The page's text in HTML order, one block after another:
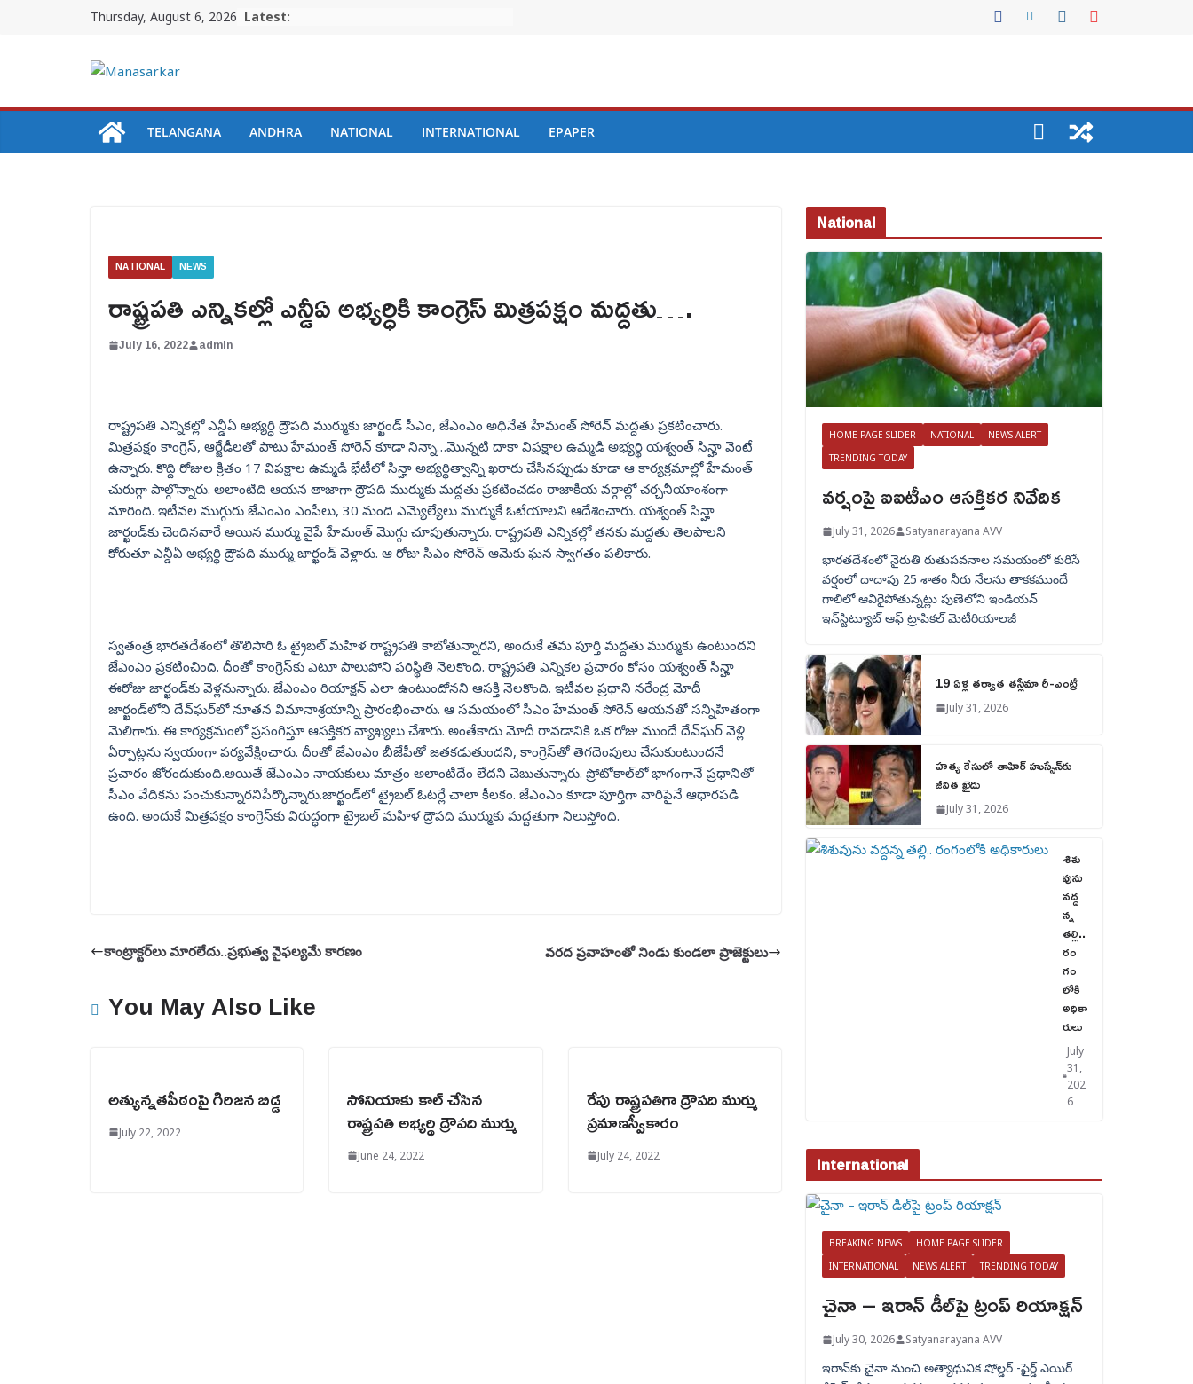
Thursday, August 6, 2026 Latest:
TELANGANA ANDHRA NATIONAL INTERNATIONAL EPAPER
NATIONAL NEWS
రాష్ట్రపతి ఎన్నికల్లో ఎన్డీఏ అభ్యర్ధికి కాంగ్రెస్ మిత్రపక్షం మద్దతు….
July 16, 2022 admin
రాష్ట్రపతి ఎన్నికల్లో ఎన్డీఏ అభ్యర్ధి ద్రౌపది ముర్ముకు జార్ఖండ్ సీఎం, జేఎంఎం అధినేత హేమంత్ సోరెన్ మద్దతు ప్రకటించారు.
మిత్రపక్షం కాంగ్రెస్, ఆర్జేడీలతో పాటు హేమంత్‌ సోరెన్‌ కూడా నిన్నా…మొన్నటి దాకా విపక్షాల ఉమ్మడి అభ్యర్థి యశ్వంత్‌ సిన్హా వెంటే
ఉన్నారు. కొద్ది రోజుల క్రితం 17 విపక్షాల ఉమ్మడి భేటీలో సిన్హా అభ్యర్థిత్వాన్ని ఖరారు చేసినప్పుడు కూడా ఆ కార్యక్రమాల్లో హేమంత్
చురుగ్గా పాల్గొన్నారు. అలాంటిది ఆయన తాజాగా ద్రౌపది ముర్ముకు మద్దతు ప్రకటించడం రాజాకీయ వర్గాల్లో చర్చనీయాంశంగా
మారింది. ఇటీవల ముగ్గురు జేఎంఎం ఎంపీలు, 30 మంది ఎమ్యెల్యేలు ముర్ముకే ఓటేయాలని ఆదేశించారు. యశ్వంత్‌ సిన్హా
జార్ఖండ్‌కు చెందినవారే అయిన ముర్ము వైపే హేమంత్ మొగ్గు చూపుతున్నారు. రాష్ట్రపతి ఎన్నికల్లో తనకు మద్దతు తెలపాలని
కోరుతూ ఎన్డీఏ అభ్యర్థి ద్రౌపది ముర్ము జార్ఖండ్ వెళ్లారు. ఆ రోజు సీఎం సోరెన్ ఆమెకు ఘన స్వాగతం పలికారు.
స్వతంత్ర భారతదేశంలో తొలిసారి ఓ ట్రైబల్ మహిళ రాష్ట్రపతి కాబోతున్నారని, అందుకే తమ పూర్తి మద్దతు ముర్ముకు ఉంటుందని
జేఎంఎం ప్రకటించింది. దీంతో కాంగ్రెస్‌కు ఎటూ పాలుపోని పరిస్థితి నెలకొంది. రాష్ట్రపతి ఎన్నికల ప్రచారం కోసం యశ్వంత్ సిన్హా
ఈరోజు జార్ఖండ్‌కు వెళ్లనున్నారు. జేఎంఎం రియాక్షన్ ఎలా ఉంటుందోనని ఆసక్తి నెలకొంది. ఇటీవల ప్రధాని నరేంద్ర మోదీ
జార్ఖండ్‌లోని దేవ్‌ఘర్‌లో నూతన విమానాశ్రయాన్ని ప్రారంభించారు. ఆ సమయంలో సీఎం హేమంత్‌ సోరెన్ ఆయనతో సన్నిహితంగా
మెలిగారు. ఈ కార్యక్రమంలో ప్రసంగిస్తూ ఆసక్తికర వ్యాఖ్యలు చేశారు. అంతేకాదు మోదీ రావడానికి ఒక రోజు ముందే దేవ్‍ఘర్ వెళ్లి
ఏర్పాట్లను స్వయంగా పర్యవేక్షించారు. దీంతో జేఎంఎం బీజేపీతో జతకడుతుందని, కాంగ్రెస్‌తో తెగదెంపులు చేసుకుంటుందనే
ప్రచారం జోరందుకుంది.అయితే జేఎంఎం నాయకులు మాత్రం అలాంటిదేం లేదని చెబుతున్నారు. ప్రోటోకాల్‌లో భాగంగానే ప్రధానితో
సీఎం వేదికను పంచుకున్నారనిపేర్కొన్నారు.జార్ఖండ్‌లో ట్రైబల్ ఓటర్లే చాలా కీలకం. జేఎంఎం కూడా పూర్తిగా వారిపైనే ఆధారపడి
ఉంది. అందుకే మిత్రపక్షం కాంగ్రెస్‌కు విరుద్ధంగా ట్రైబల్ మహిళ ద్రౌపది ముర్ముకు మద్దతుగా నిలుస్తోంది.
కాంట్రాక్టర్‌లు మారలేదు..ప్రభుత్వ వైఫల్యమే కారణం వరద ప్రవాహంతో నిండు కుండలా ప్రాజెక్టులు
You May Also Like
అత్యున్నతపీఠంపై గిరిజన బిడ్డ
July 22, 2022
సోనియాకు కాల్ చేసిన
రాష్ట్రపతి అభ్యర్థి ద్రౌపది ముర్ము
June 24, 2022
రేపు రాష్ట్రపతిగా ద్రౌపది ముర్ము
ప్రమాణస్వీకారం
July 24, 2022
National
HOME PAGE SLIDER NATIONAL
NEWS ALERT
TRENDING TODAY
వర్షంపై ఐఐటీఎం ఆసక్తికర నివేదిక
July 31, 2026 Satyanarayana AVV
భారతదేశంలో నైరుతి రుతుపవనాల సమయంలో కురిసే
వర్షంలో దాదాపు 25 శాతం నీరు నేలను తాకకముందే
గాలిలో ఆవిరైపోతున్నట్లు పుణెలోని ఇండియన్
ఇన్‌స్టిట్యూట్ ఆఫ్ ట్రాపికల్ మెటీరియాలజీ
19 ఏళ్ల తర్వాత తస్లీమా రీ-ఎంట్రీ
July 31, 2026
హత్య కేసులో తాహిర్ హుస్సేన్‌కు
జీవిత ఖైదు
July 31, 2026
శిశు
వును
వద్ద
న్న
తల్లి..
రం
గం
లోకి
అధికా
రులు
July
31,
202
6
International
BREAKING NEWS
HOME PAGE SLIDER
INTERNATIONAL
NEWS ALERT TRENDING TODAY
చైనా – ఇరాన్ డీల్‌పై ట్రంప్ రియాక్షన్
July 30, 2026 Satyanarayana AVV
ఇరాన్‌కు చైనా నుంచి అత్యాధునిక షోల్డర్‌ -ఫైర్డ్ ఎయిర్